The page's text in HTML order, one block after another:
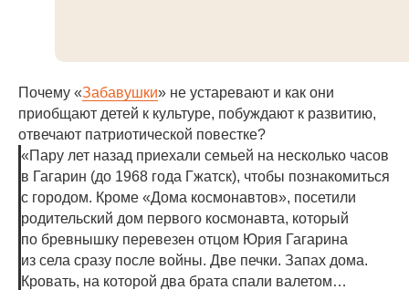
Почему «Забавушки» не устаревают и как они
приобщают детей к культуре, побуждают к развитию,
отвечают патриотической повестке?
«Пару лет назад приехали семьей на несколько часов
в Гагарин (до 1968 года Гжатск), чтобы познакомиться
с городом. Кроме «Дома космонавтов», посетили
родительский дом первого космонавта, который
по бревнышку перевезен отцом Юрия Гагарина
из села сразу после войны. Две печки. Запах дома.
Кровать, на которой два брата спали валетом…